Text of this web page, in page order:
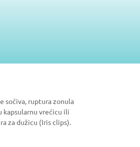
sočiva, ruptura zonula
kapsularnu vrećicu ili
za dužicu (Iris clips).